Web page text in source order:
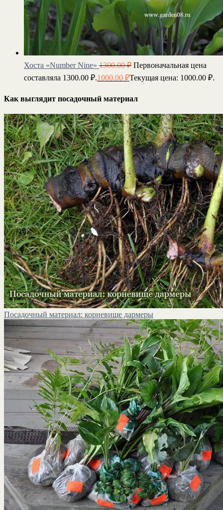
Хоста «Number Nine» 1300.00₽ Первоначальная цена
составляла 1300.00 ₽.1000.00 ₽Текущая цена: 1000.00 ₽.
Как выглядит посадочный материал
Посадочный материал: корневище дармеры